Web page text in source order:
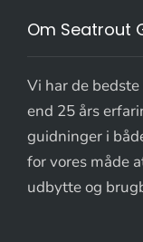
Om Seatrout
Vi har de
end 25 års
guidninger i
for vores måde
udbytte og